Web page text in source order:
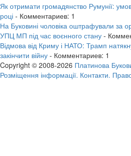
Як отримати громадянство Румунії:
році - Комментариев: 1
На Буковині чоловіка оштрафували за
УПЦ МП під час воєнного стану -
Відмова від Криму і НАТО: Трамп
закінчити війну - Комментариев: 1
Copyright © 2008-2026 Платинова
Розміщення інформації. Контакти.